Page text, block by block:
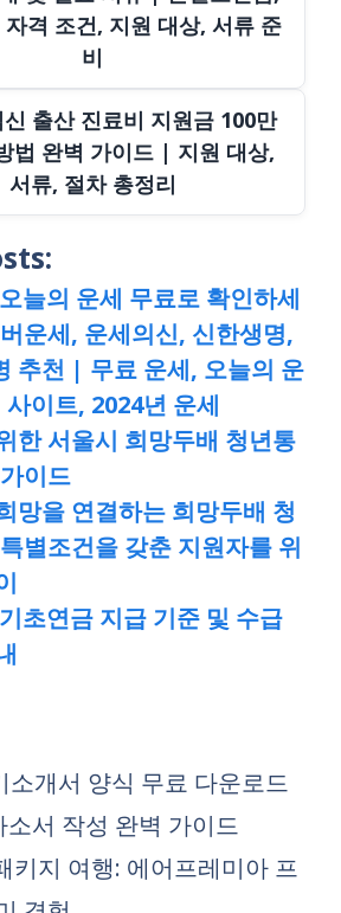
격 조건, 지원 대상, 서류 준
비
출산 진료비 지원금 100만
법 완벽 가이드 | 지원 대상,
서류, 절차 총정리
늘의 운세 무료로 확인하세
운세, 운세의신, 신한생명,
추천 | 무료 운세, 오늘의 운
이트, 2024년 운세
한 서울시 희망두배 청년통
이드
망을 연결하는 희망두배 청
별조건을 갖춘 지원자를 위
초연금 지급 기준 및 수급
소개서 양식 무료 다운로드
서 작성 완벽 가이드
키지 여행: 에어프레미아 프